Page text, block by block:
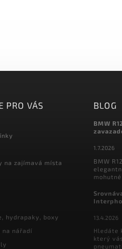
PRO VÁS
na zajímavá místa
hydrapaky, boxy
na nářadí
BLOG
BMW
1.7.2026
BMW
13.4.2026
Hledáte
který